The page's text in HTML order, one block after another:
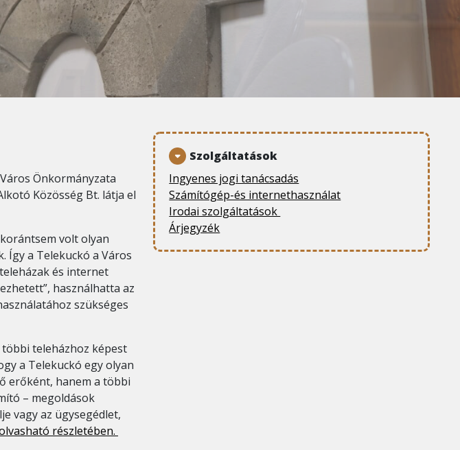
Önkormányzata
Közösség Bt. látja el
volt olyan
Így a Telekuckó a Város
és internet
használhatta az
szükséges
teleházhoz képest
a Telekuckó egy olyan
erőként, hanem a többi
– megoldások
vagy az ügysegédlet,
részletében.
Szolgáltatások
Ingyenes jogi tanácsadás
Számítógép-és internethasználat
Irodai szolgáltatások
Árjegyzék